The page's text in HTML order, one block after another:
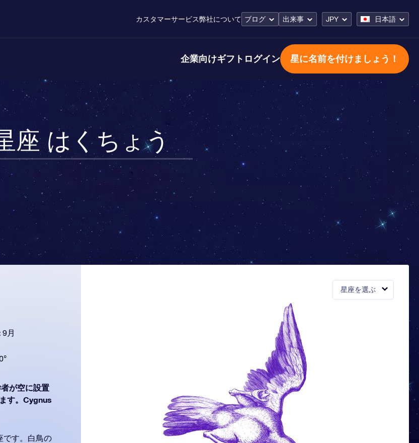
カスタマーサービス弊社について ブログ 出来事 JPY 日本語
企業向けギフト ログイン 星に名前を付けましょう！
座 はくちょう
星座を選ぶ
9月
が空に設置
す。Cygnus
です。白鳥の